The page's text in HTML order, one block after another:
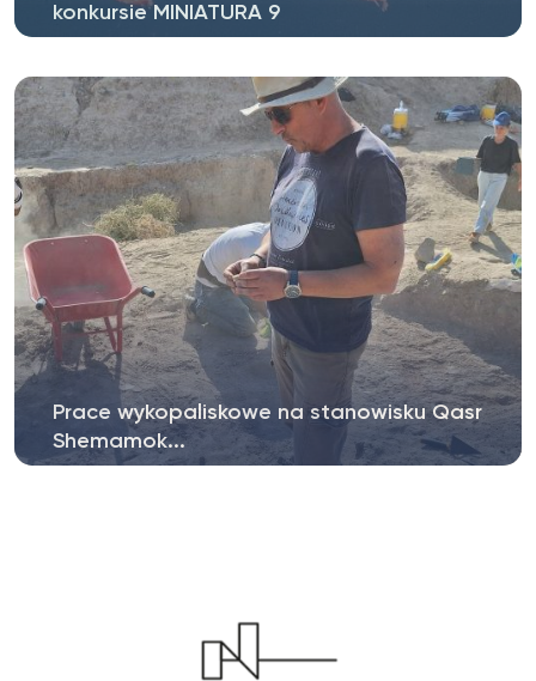
konkursie MINIATURA 9
Biomedycznych Wydziału Biologii...
Prace wykopaliskowe na stanowisku Qasr
Shemamok...